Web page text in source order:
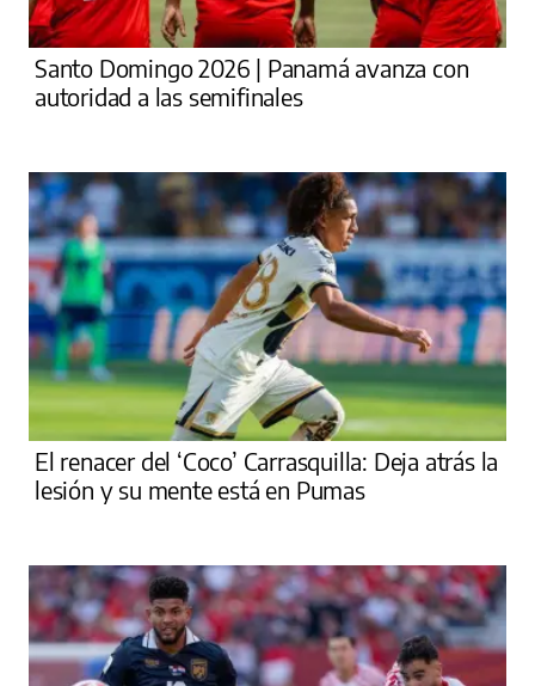
Santo Domingo 2026 | Panamá avanza con
autoridad a las semifinales
El renacer del ‘Coco’ Carrasquilla: Deja atrás la
lesión y su mente está en Pumas